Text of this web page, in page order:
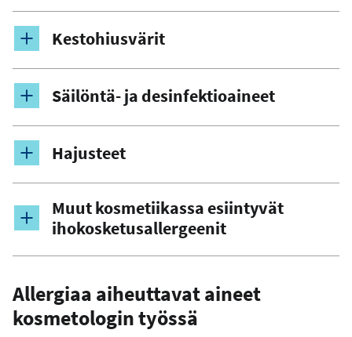
Kestohiusvärit
Säilöntä- ja desinfektioaineet
Hajusteet
Muut kosmetiikassa esiintyvät
ihokosketusallergeenit
Allergiaa aiheuttavat aineet
kosmetologin työssä